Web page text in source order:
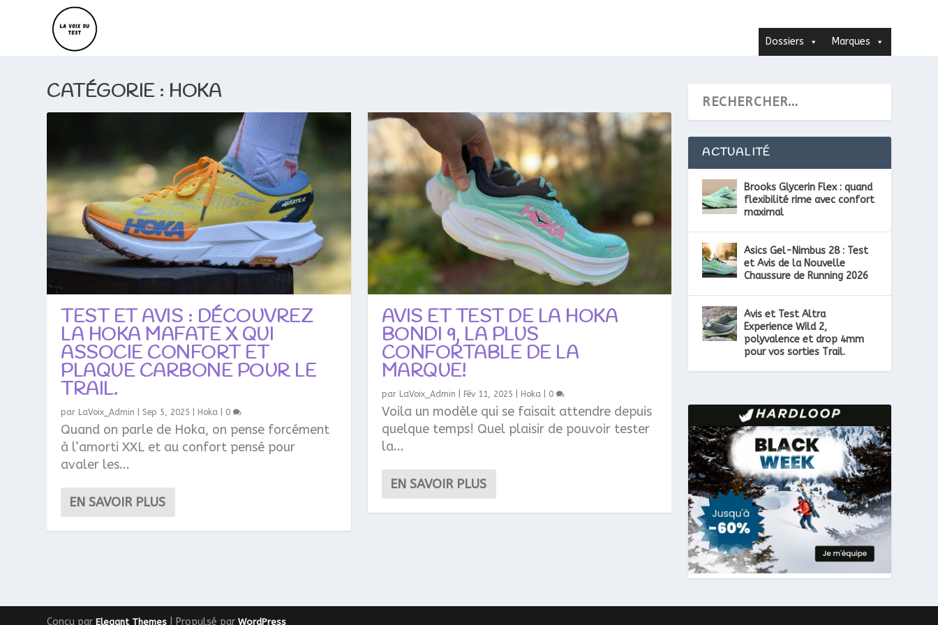
Dossiers Marques
CATÉGORIE : HOKA
TEST ET AVIS : DÉCOUVREZ
LA HOKA MAFATE X QUI
ASSOCIE CONFORT ET
PLAQUE CARBONE POUR LE
TRAIL.
par LaVoix_Admin |Sep 5, 2025 Hoka 0
Quand on parle de Hoka, on pense forcément
à l’amorti XXL et au confort pensé pour
avaler les...
EN SAVOIR PLUS
AVIS ET TEST DE LA HOKA
BONDI 9, LA PLUS
CONFORTABLE DE LA
MARQUE!
par LaVoix_Admin Fév 11, 2025 Hoka| 0
Voila un modèle qui se faisait attendre depuis
quelque temps! Quel plaisir de pouvoir tester
la...
EN SAVOIR PLUS
ACTUALITÉ
Brooks Glycerin Flex : quand
flexibilité rime avec confort
maximal
Asics Gel-Nimbus 28 : Test
et Avis de la Nouvelle
Chaussure de Running 2026
Avis et Test Altra
Experience Wild 2,
polyvalence et drop 4mm
pour vos sorties Trail.
Conçu parElegant Themes | Propulsé parWordPress